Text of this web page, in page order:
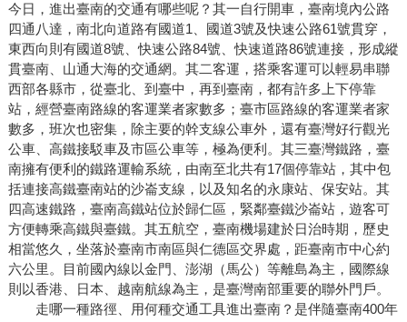
今日，進出臺南的交通有哪些呢？其一自行開車，臺南境內公路
四通八達，南北向道路有國道1、國道3號及快速公路61號貫穿，
東西向則有國道8號、快速公路84號、快速道路86號連接，形成縱
貫臺南、山通大海的交通網。其二客運，搭乘客運可以輕易串聯
西部各縣市，從臺北、到臺中，再到臺南，都有許多上下停靠
站，經營臺南路線的客運業者家數多；臺市區路線的客運業者家
數多，班次也密集，除主要的幹支線公車外，還有臺灣好行觀光
公車、高鐵接駁車及市區公車等，極為便利。其三臺灣鐵路，臺
南擁有便利的鐵路運輸系統，由南至北共有17個停靠站，其中包
括連接高鐵臺南站的沙崙支線，以及知名的永康站、保安站。其
四高速鐵路，臺南高鐵站位於歸仁區，緊鄰臺鐵沙崙站，遊客可
方便轉乘高鐵與臺鐵。其五航空，臺南機場建於日治時期，歷史
相當悠久，坐落於臺南市南區與仁德區交界處，距臺南市中心約
六公里。目前國內線以金門、澎湖（馬公）等離島為主，國際線
則以香港、日本、越南航線為主，是臺灣南部重要的聯外門戶。
走哪一種路徑、用何種交通工具進出臺南？是伴隨臺南400年